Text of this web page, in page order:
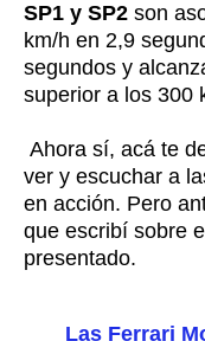
SP1 y SP2 son
km/h en 2,9
segundos y
superior a los 300
Ahora sí, acá te
ver y escuchar a
en acción. Pero
que escribí sobre
presentado.
Las Ferrari